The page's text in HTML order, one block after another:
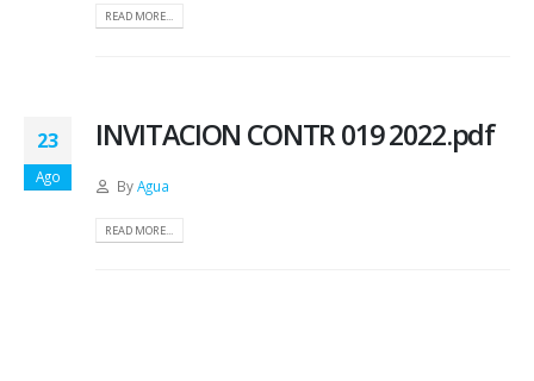
READ MORE...
23
Ago
INVITACION CONTR 019 2022.pdf
ByAgua
READ MORE...